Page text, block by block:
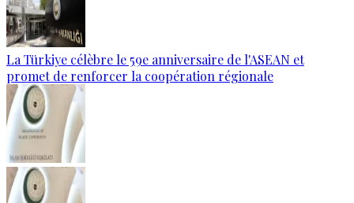
La Türkiye célèbre le 59e anniversaire de l'ASEAN et
promet de renforcer la coopération régionale